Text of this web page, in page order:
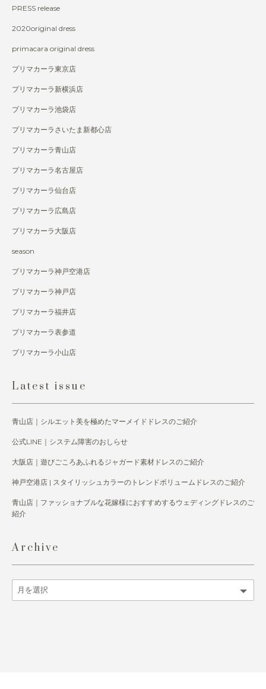
PRESS release
2020original dress
primacara original dress
プリマカーラ東京店
プリマカーラ新横浜店
プリマカーラ池袋店
プリマカーラさいたま新都心店
プリマカーラ青山店
プリマカーラ名古屋店
プリマカーラ仙台店
プリマカーラ広島店
プリマカーラ大阪店
season
プリマカーラ神戸空港店
プリマカーラ神戸店
プリマカーラ福井店
プリマカーラ表参道
プリマカーラ小山店
Latest issue
青山店｜シルエット美を極めたマーメイドドレスのご紹介
公式LINE｜システム障害のおしらせ
大阪店｜遊びごころあふれるジャガード素材ドレスのご紹介
神戸空港店 | スタイリッシュカラーのトレンドボリュームドレスのご紹介
青山店｜ファッショナブルな花嫁様におすすめするウェディングドレスのご
紹介
Archive